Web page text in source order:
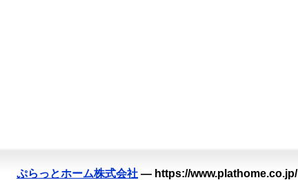
ぷらっとホーム株式会社 — https://www.plathome.co.jp/